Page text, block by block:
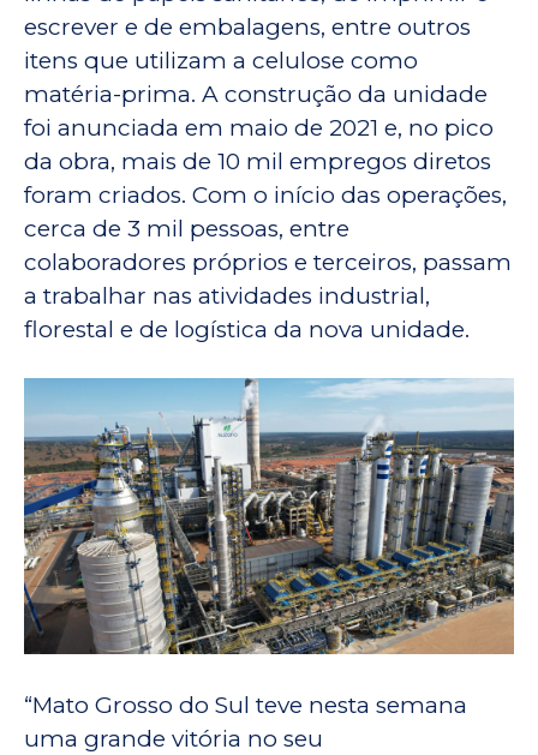
escrever e de embalagens, entre outros
itens que utilizam a celulose como
matéria-prima. A construção da unidade
foi anunciada em maio de 2021 e, no pico
da obra, mais de 10 mil empregos diretos
foram criados. Com o início das operações,
cerca de 3 mil pessoas, entre
colaboradores próprios e terceiros, passam
a trabalhar nas atividades industrial,
florestal e de logística da nova unidade.
“Mato Grosso do Sul teve nesta semana
uma grande vitória no seu